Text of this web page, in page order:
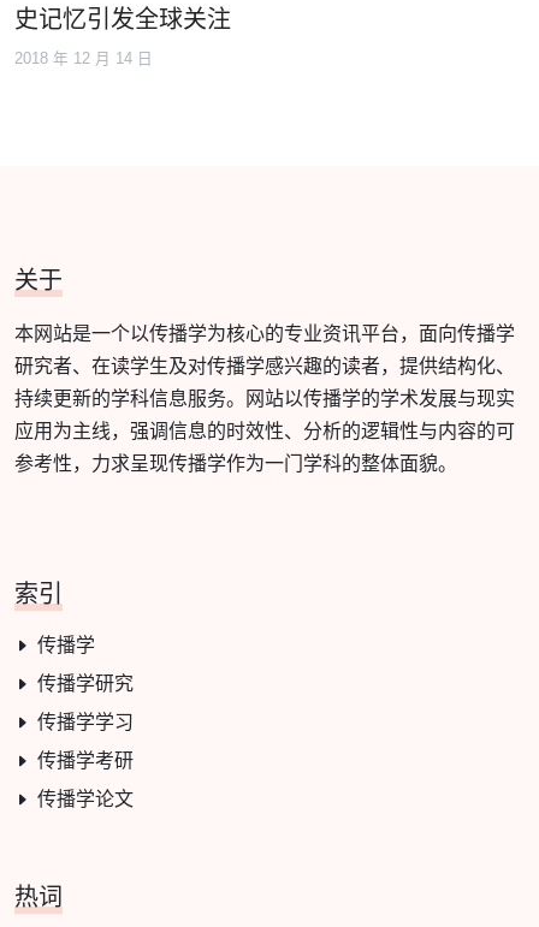
史记忆引发全球关注
2018 年 12 月 14 日
关于
本网站是一个以传播学为核心的专业资讯平台，面向传播学
研究者、在读学生及对传播学感兴趣的读者，提供结构化、
持续更新的学科信息服务。网站以传播学的学术发展与现实
应用为主线，强调信息的时效性、分析的逻辑性与内容的可
参考性，力求呈现传播学作为一门学科的整体面貌。
索引
传播学
传播学研究
传播学学习
传播学考研
传播学论文
热词